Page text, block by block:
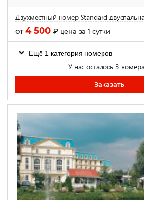
Двухместный номер Standard
от4 500 ₽ цена за 1 сутки
Ещё 1 категория номеров
У нас осталось 3
Заказать